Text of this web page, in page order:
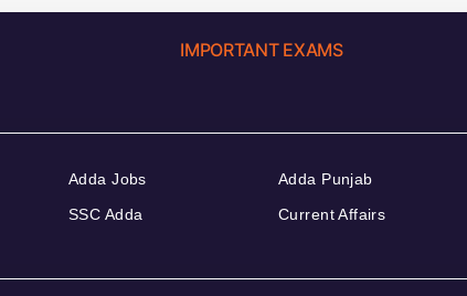
IMPORTANT EXAMS
Adda Jobs
SSC Adda
Adda Punjab
Current Affairs